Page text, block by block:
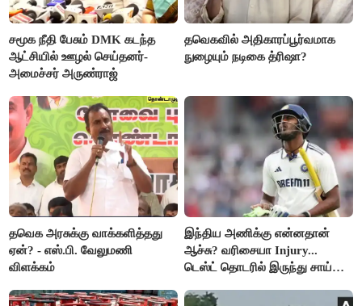
சமூக நீதி பேசும் DMK கடந்த
ஆட்சியில் ஊழல் செய்தனர்-
அமைச்சர் அருண்ராஜ்
தவெகவில் அதிகாரப்பூர்வமாக
நுழையும் நடிகை த்ரிஷா?
தவெக அரசுக்கு வாக்களித்தது
ஏன்? - எஸ்.பி. வேலுமணி
விளக்கம்
இந்திய அணிக்கு என்னதான்
ஆச்சு? வரிசையா Injury...
டெஸ்ட் தொடரில் இருந்து சாய்